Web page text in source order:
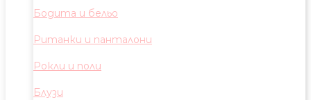
Бодита и бельо
Ританки и панталони
Рокли и поли
Блузи